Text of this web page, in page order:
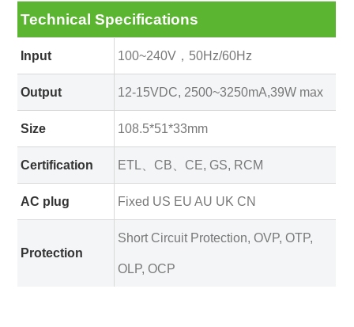
Technical Specifications
Input 100~240V，50Hz/60Hz
Output 12-15VDC, 2500~3250mA,39W max
Size 108.5*51*33mm
Certification ETL、CB、CE, GS, RCM
AC plug Fixed US EU AU UK CN
Protection
Short Circuit Protection, OVP, OTP,
OLP, OCP